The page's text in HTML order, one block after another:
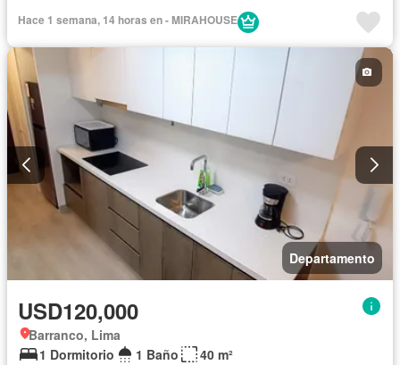
Hace 1 semana, 14 horas en - MIRAHOUSE
Departamento
USD120,000
Barranco, Lima
1 Dormitorio
1 Baño 40 m²